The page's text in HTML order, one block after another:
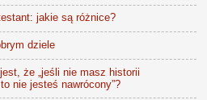
jakie są różnice?
dziele
że „jeśli nie masz historii
nie jesteś nawrócony”?